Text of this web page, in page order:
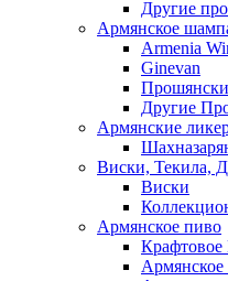
Другие
Армянское
Armenia
Ginevan
Другие
Армянские
Виски, Текила,
Виски
Армянское пиво